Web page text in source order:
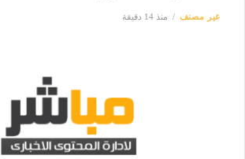
غير مصنف منذ 14 دقيقة